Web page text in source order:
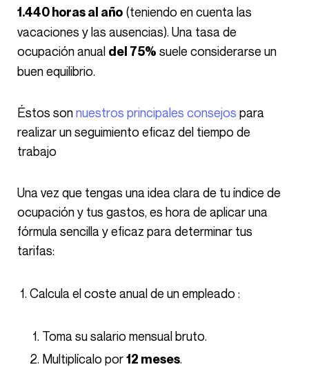
1.440 horas al año (teniendo en cuenta las
vacaciones y las ausencias). Una tasa de
ocupación anual del 75% suele considerarse un
buen equilibrio.
Éstos sonnuestros principales consejos para
realizar un seguimiento eficaz del tiempo de
trabajo
Una vez que tengas una idea clara de tu índice de
ocupación y tus gastos, es hora de aplicar una
fórmula sencilla y eficaz para determinar tus
tarifas:
Calcula el coste anual de un empleado :
Toma su salario mensual bruto.
Multiplícalo por12 meses.